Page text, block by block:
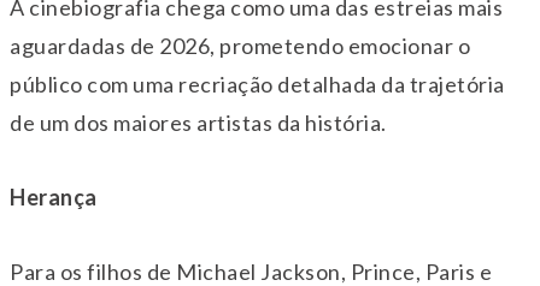
A cinebiografia chega como uma das estreias mais
aguardadas de 2026, prometendo emocionar o
público com uma recriação detalhada da trajetória
de um dos maiores artistas da história.
Herança
Para os filhos de Michael Jackson, Prince, Paris e